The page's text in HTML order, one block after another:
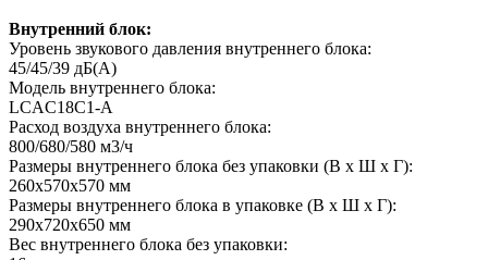
Внутренний блок:
Уровень звукового давления внутреннего блока:
45/45/39 дБ(А)
Модель внутреннего блока:
LCAC18C1-A
Расход воздуха внутреннего блока:
800/680/580 м3/ч
Размеры внутреннего блока без упаковки (В х Ш х Г):
260х570х570 мм
Размеры внутреннего блока в упаковке (В х Ш х Г):
290х720х650 мм
Вес внутреннего блока без упаковки: